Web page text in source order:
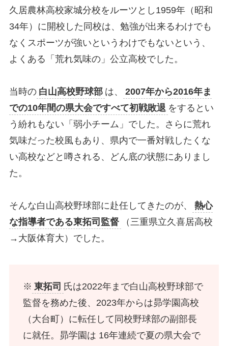
久居農林高校家城分校をルーツとし1959年（昭和
34年）に開校した同校は、勉強が出来るわけでも
なくスポーツが強いというわけでもないという、
よくある「荒れ気味の」公立高校でした。
当時の 白山高校野球部 は、
2007年から2016年ま
での10年間の県大会ですべて初戦敗退 をするとい
う紛れもない「弱小チーム」でした。さらに荒れ
気味だった校風もあり、県内で一番対戦したくな
い高校などと噂される、どん底の状態にありまし
た。
そんな白山高校野球部に赴任してきたのが、
熱心
な指導者である東拓司 監督
（三重県立久喜居高校
→大阪体育大）でした。
※ 東拓司 氏は2022年まで白山高校野球部で
監督を務めた後、2023年からは昴学園高校
（大台町）に転任して同校野球部の副部長
に就任。昴学園は 16年連続で夏の県大会で